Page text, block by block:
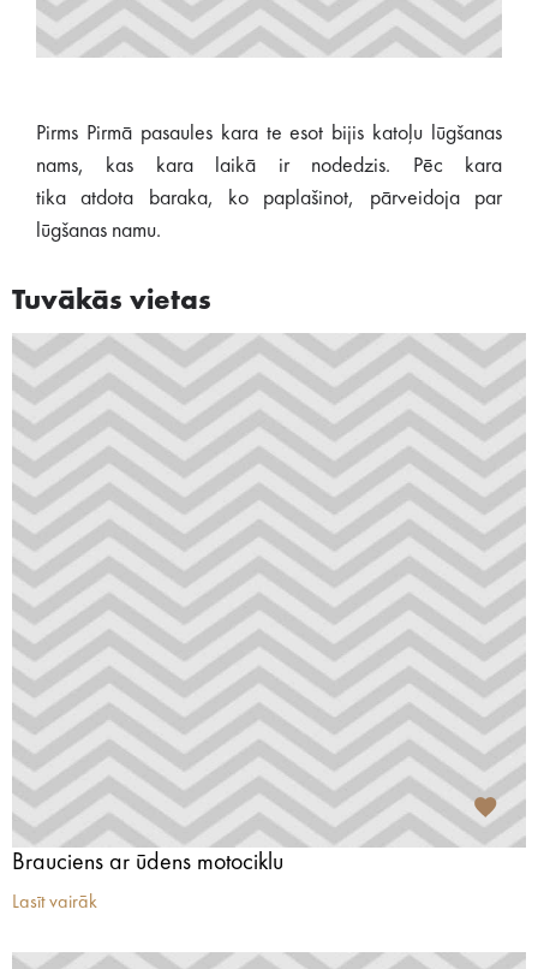
Pirms Pirmā pasaules kara te esot bijis katoļu lūgšanas
nams, kas kara laikā ir nodedzis. Pēc kara
tika atdota baraka, ko paplašinot, pārveidoja par
lūgšanas namu.
Tuvākās vietas
Brauciens ar ūdens motociklu
Lasīt vairāk